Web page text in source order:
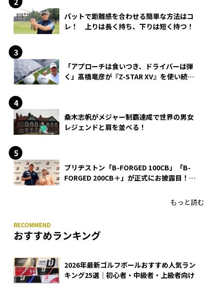
パットで距離感を合わせる簡単な方法はコ
レ！ 上りは長く持ち、下りは短く持つ！
「アプローチは食いつき、ドライバーは弾
く」髙橋竜彦が『Z-STAR XV』を使い続け
桑木志帆がメジャー制覇達成で世界の男女
レジェンドと肩を並べる！
ブリヂストン「B-FORGED 100CB」「B-
FORGED 200CB＋」が正式にお披露目！
もっと読む
おすすめランキング
2026年最新ゴルフボールおすすめ人気ラン
キング25選｜初心者・中級者・上級者向け